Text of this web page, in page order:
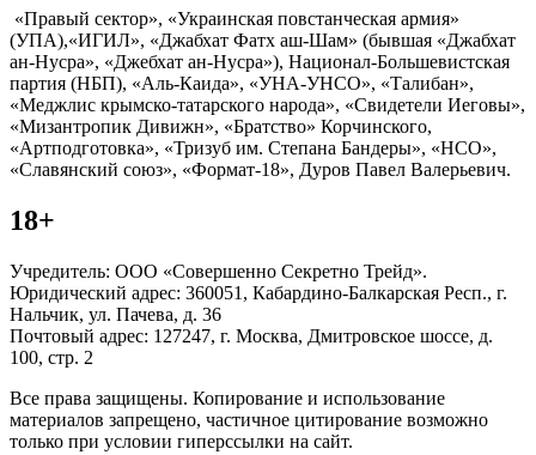
«Правый сектор», «Украинская повстанческая армия»
(УПА),«ИГИЛ», «Джабхат Фатх аш-Шам» (бывшая «Джабхат
ан-Нусра», «Джебхат ан-Нусра»), Национал-Большевистская
партия (НБП), «Аль-Каида», «УНА-УНСО», «Талибан»,
«Меджлис крымско-татарского народа», «Свидетели Иеговы»,
«Мизантропик Дивижн», «Братство» Корчинского,
«Артподготовка», «Тризуб им. Степана Бандеры», «НСО»,
«Славянский союз», «Формат-18», Дуров Павел Валерьевич.
18+
Учредитель: ООО «Совершенно Секретно Трейд».
Юридический адрес: 360051, Кабардино-Балкарская Респ., г.
Нальчик, ул. Пачева, д. 36
Почтовый адрес: 127247, г. Москва, Дмитровское шоссе, д.
100, стр. 2
Все права защищены. Копирование и использование
материалов запрещено, частичное цитирование возможно
только при условии гиперссылки на сайт.